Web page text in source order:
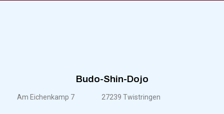
Budo-Shin-Dojo
Am Eichenkamp 7 27239 Twistringen